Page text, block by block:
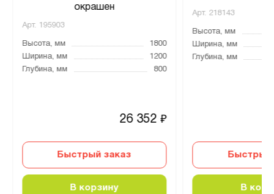
окрашен
Арт. 195903
Высота, мм
1800
Ширина, мм
1200
Глубина, мм
800
26 352₽
Быстрый заказ
В корзину
Арт. 218143
Высота, мм
Ширина, мм
Глубина, мм
Быстрый
В